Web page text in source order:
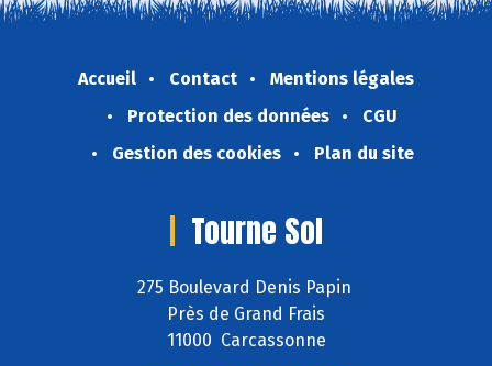
Accueil Contact
Mentions légales
Protection des données
CGU
Gestion des cookies
Plan du site
Tourne Sol
275 Boulevard Denis Papin
Près de Grand Frais
11000 Carcassonne